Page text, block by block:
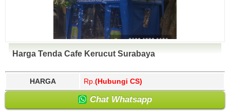
Harga Tenda Cafe Kerucut Surabaya
HARGA Rp. (Hubungi CS)
Chat Whatsapp